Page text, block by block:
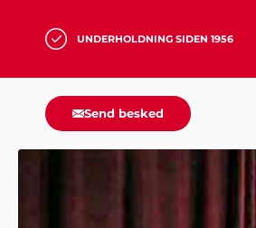
UNDERHOLDNING SIDEN 1956
Send besked
KOPIBANDS/